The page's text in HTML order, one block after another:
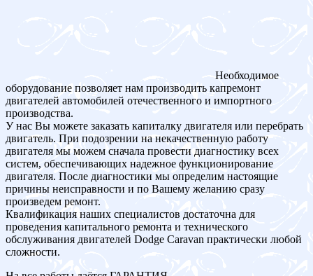
Необходимое
оборудование позволяет нам производить капремонт
двигателей автомобилей отечественного и импортного
производства.
У нас Вы можете заказать капиталку двигателя или перебрать
двигатель. При подозрении на некачественную работу
двигателя мы можем сначала провести диагностику всех
систем, обеспечивающих надежное функционирование
двигателя. После диагностики мы определим настоящие
причины неисправности и по Вашему желанию сразу
произведем ремонт.
Квалификация наших специалистов достаточна для
проведения капитального ремонта и технического
обслуживания двигателей Dodge Caravan практически любой
сложности.